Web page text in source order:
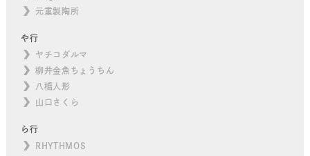
元重製陶所
や行
ヤチコダルマ
柳井金魚ちょうちん
八橋人形
山口さくら
ら行
RHYTHMOS